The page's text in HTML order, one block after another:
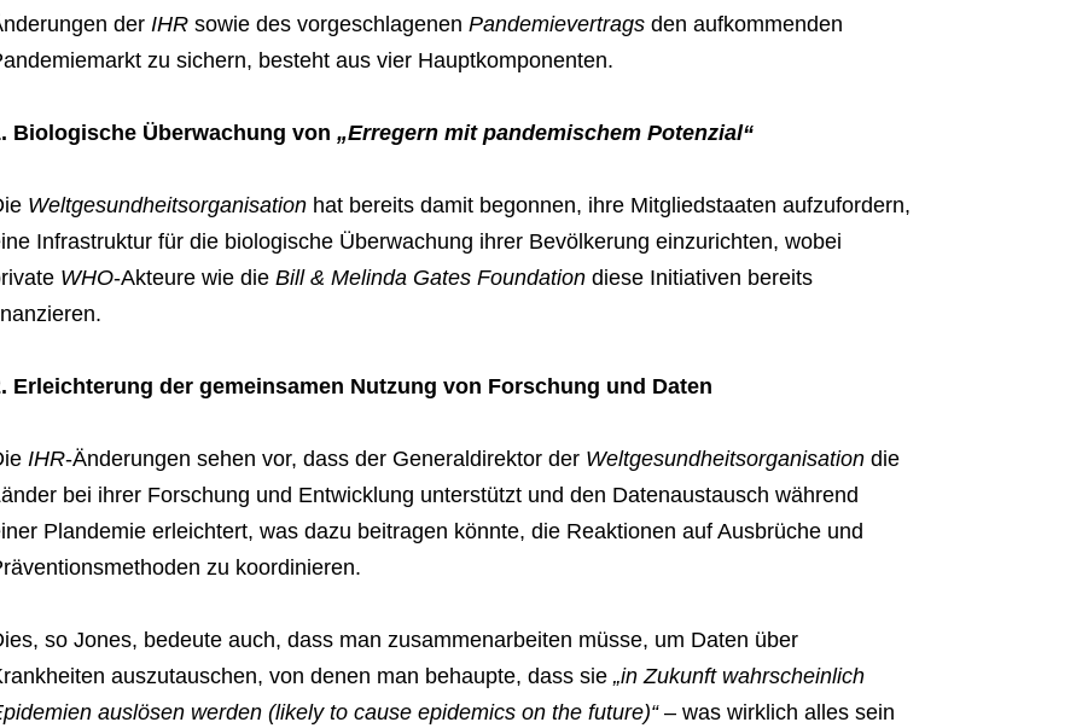
der IHRsowie des vorgeschlagenen Pandemievertragsden aufkommenden
zu sichern, besteht aus vier Hauptkomponenten.
Biologische Überwachung von „Erregern mit pandemischem Potenzial“
Weltgesundheitsorganisationhat bereits damit begonnen, ihre Mitgliedstaaten aufzufordern,
Infrastruktur für die biologische Überwachung ihrer Bevölkerung einzurichten, wobei
WHO-Akteure wie die Bill & Melinda Gates Foundationdiese Initiativen bereits
Erleichterung der gemeinsamen Nutzung von Forschung und Daten
IHR-Änderungen sehen vor, dass der Generaldirektor der Weltgesundheitsorganisationdie
bei ihrer Forschung und Entwicklung unterstützt und den Datenaustausch während
Plandemie erleichtert, was dazu beitragen könnte, die Reaktionen auf Ausbrüche und
zu koordinieren.
so Jones, bedeute auch, dass man zusammenarbeiten müsse, um Daten über
auszutauschen, von denen man behaupte, dass sie„in Zukunft wahrscheinlich
auslösen werden (likely to cause epidemics on the future)“– was wirklich alles sein